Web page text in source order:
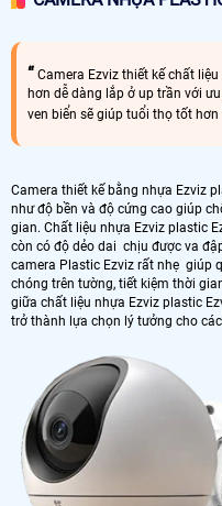
Camera Ezviz thiết kế chất
hơn dễ dàng lắp ở up trần với
ven biển sẽ giúp tuổi thọ tốt hơn
Camera thiết kế bằng nhựa Ezviz
như độ bền và độ cứng cao giúp
gian. Chất liệu nhựa Ezviz plastic
còn có độ dẻo dai chịu được va
camera Plastic Ezviz rất nhẹ giúp
chóng trên tường, tiết kiệm thời
giữa chất liệu nhựa Ezviz plastic
trở thành lựa chọn lý tưởng cho